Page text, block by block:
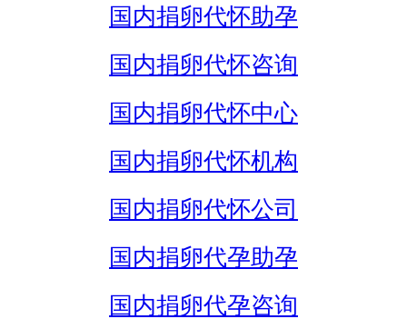
国内捐卵代怀助孕
国内捐卵代怀咨询
国内捐卵代怀中心
国内捐卵代怀机构
国内捐卵代怀公司
国内捐卵代孕助孕
国内捐卵代孕咨询